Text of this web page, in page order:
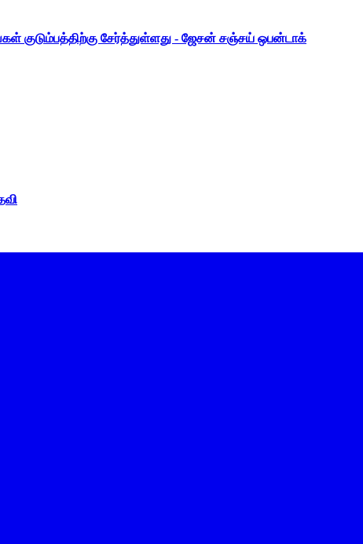
குடும்பத்திற்கு சேர்த்துள்ளது - ஜேசன் சஞ்சய் ஒபன்டாக்